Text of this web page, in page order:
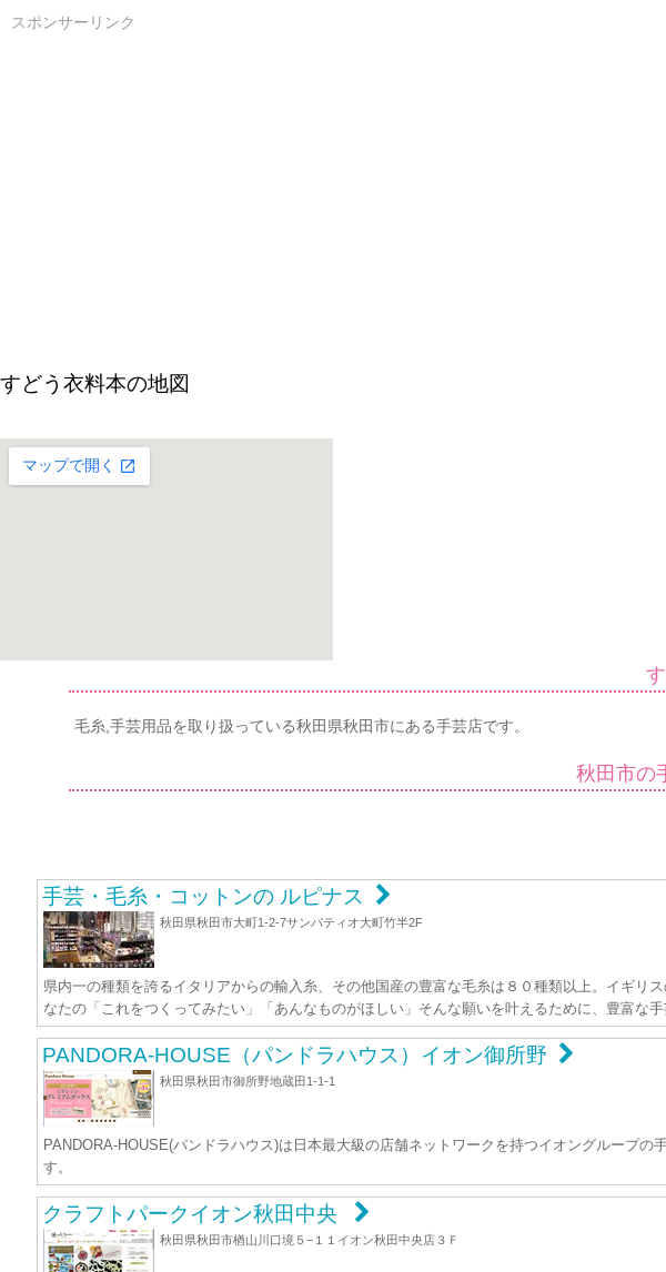
スポンサーリンク
すどう衣料本の地図
毛糸,手芸用品を取り扱っている秋田県秋田市にある手芸店です。
秋田市の
手芸・毛糸・コットンの ルピナス
秋田県秋田市大町1-2-7サンパティオ大町竹半2F
県内一の種類を誇るイタリアからの輸入糸、その他国産の豊富な毛糸は８０種類以上。イギ
なたの「これをつくってみたい」「あんなものがほしい」そんな願いを叶えるために、豊富な手
PANDORA-HOUSE（パンドラハウス）イオン御所野
秋田県秋田市御所野地蔵田1-1-1
PANDORA-HOUSE(パンドラハウス)は日本最大級の店舗ネットワークを持つイオングループ
す。
クラフトパークイオン秋田中央
秋田県秋田市楢山川口境５−１１イオン秋田中央店３Ｆ